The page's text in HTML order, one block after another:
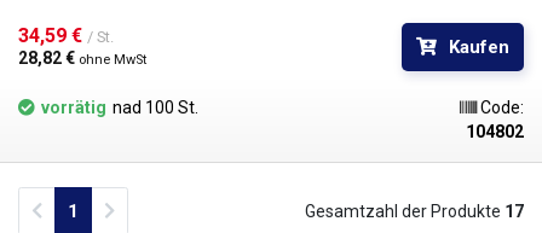
hohe Festigkeit und Durchstoßfestigkeit sowie gute
Dehnungseigenschaften. Die Folien sind hochtransparent, glänzend und
geruchsneutral, die Polyolefinfolien sind chemikalienbeständig und
gesundheitlich unbedenklich. Die "Semi-Sleeve"-Folien eignen sich für
die Verpackung von Produkten und Waren mit einem
Heißluftkammer. POF-Folien sind ideal für die Verpackung von
Elektronik, Spielzeug, Büchern, Druckerzeugnissen und kosmetischen
Produkten, bei denen die Folie Schutz vor Feuchtigkeit bietet und
34,59 € / St.
28,82 € ohne MwSt
Kaufen
vorrätig nad 100 St.
Code:
104802
Previous
1 Gesamtzahl der Produkte 17